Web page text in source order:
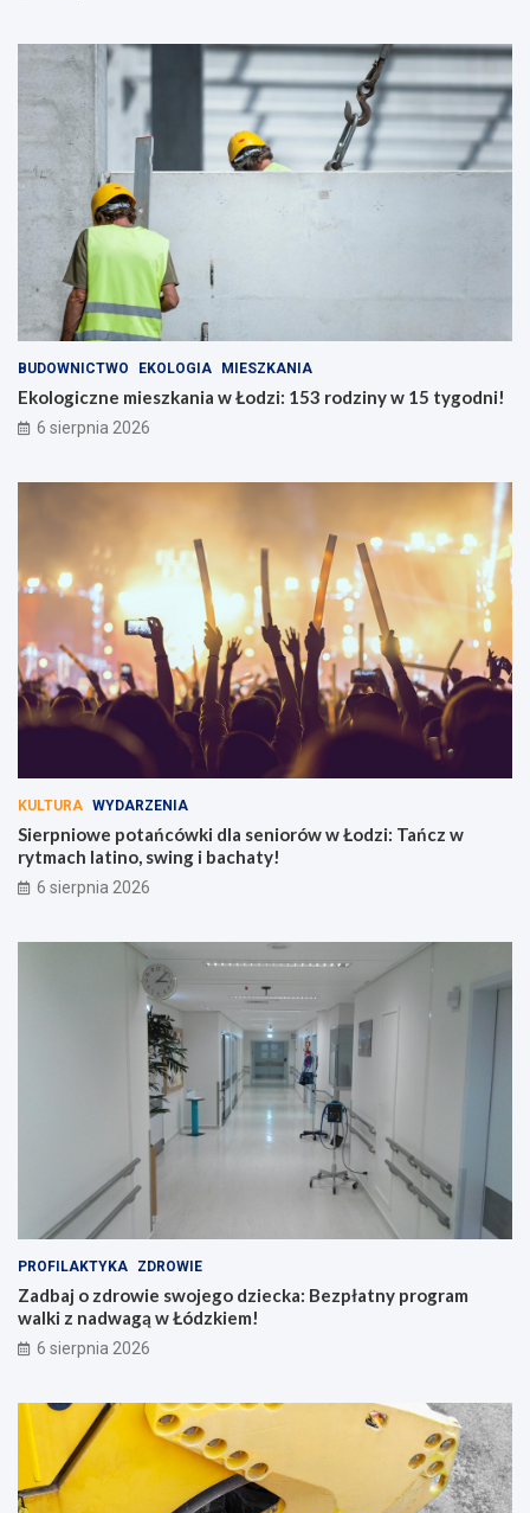
BUDOWNICTWO EKOLOGIA MIESZKANIA
Ekologiczne mieszkania w Łodzi: 153 rodziny w 15 tygodni!
6 sierpnia 2026
KULTURA WYDARZENIA
Sierpniowe potańcówki dla seniorów w Łodzi: Tańcz w
rytmach latino, swing i bachaty!
6 sierpnia 2026
PROFILAKTYKA ZDROWIE
Zadbaj o zdrowie swojego dziecka: Bezpłatny program
walki z nadwagą w Łódzkiem!
6 sierpnia 2026